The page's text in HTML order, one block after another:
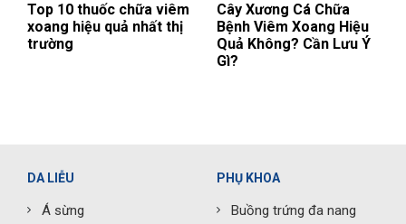
Top 10 thuốc chữa viêm
xoang hiệu quả nhất thị
trường
Cây Xương Cá Chữa
Bệnh Viêm Xoang Hiệu
Quả Không? Cần Lưu Ý
Gì?
DA LIỄU
Á sừng
PHỤ KHOA
Buồng trứng đa nang